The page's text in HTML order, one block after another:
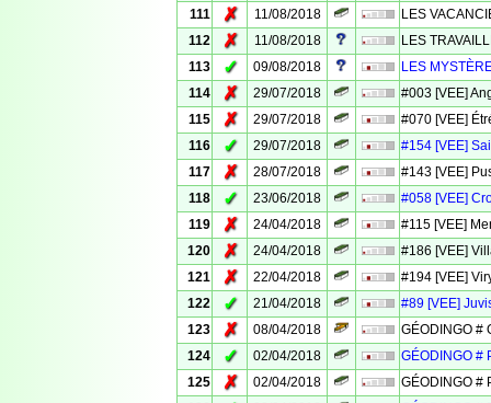
111
✗ 11/08/2018
LES
112
✗ 11/08/2018
LES
113
✓ 09/08/2018
LES
114
✗ 29/07/2018
#003 [VEE]
115
✗ 29/07/2018
#070 [VEE]
116
✓ 29/07/2018
#154 [VEE]
117
✗ 28/07/2018
#143 [VEE]
118
✓ 23/06/2018
#058 [VEE]
119
✗ 24/04/2018
#115 [VEE]
120
✗ 24/04/2018
#186 [VEE]
121
✗ 22/04/2018
#194 [VEE]
122
✓ 21/04/2018
#89 [VEE]
123
✗ 08/04/2018
GÉODINGO #
124
✓ 02/04/2018
GÉODINGO #
125
✗ 02/04/2018
GÉODINGO #